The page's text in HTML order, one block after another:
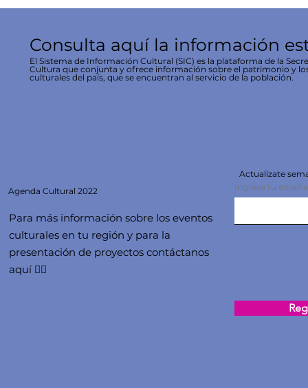
Consulta aquí la información
El Sistema de Información Cultural (SIC) es la plataforma de la
Cultura que conjunta y ofrece información sobre el patrimonio y
culturales del país, que se encuentran al servicio de la población.
Agenda Cultural 2022
Para más información sobre los eventos
culturales en tu región y para la
presentación de proyectos contáctanos
aquí 👇🏻
Actualízate
Ingresa tu email